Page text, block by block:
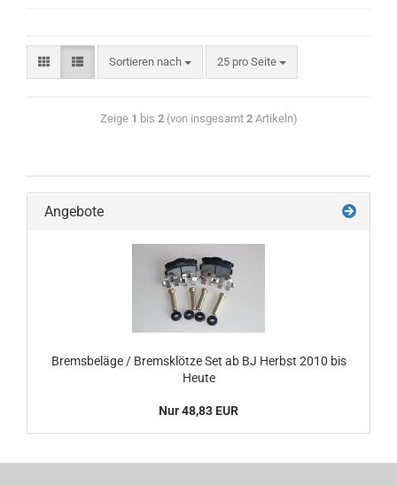
Sortieren nach 25 pro Seite
Zeige 1 bis 2(von insgesamt 2Artikeln)
Angebote
Bremsbeläge / Bremsklötze Set ab BJ Herbst 2010 bis
Heute
Nur 48,83 EUR